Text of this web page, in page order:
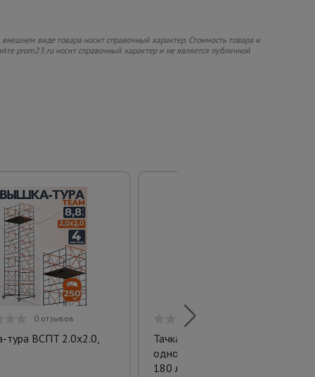
виде товара носит справочный характер. Стоимость товара и
prom23.ru носит справочный характер и не является публичной
0 отзывов
тура ВСПT 2.0х2.0,
Тачка "Промышленник"
одноколесная антиударная,
180 литров (пневмоколесо)